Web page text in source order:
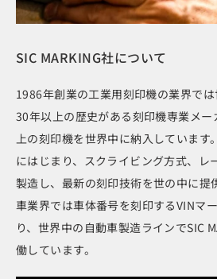
SIC MARKING社について
1986年創業の工業用刻印機の業界では
30年以上の歴史がある刻印機専業メ
上の刻印機を世界中に納入していま
にはじまり、スクライビング方式、レ
製造し、最新の刻印技術を世の中に提
車業界では車体番号を刻印するVINマ
り、世界中の自動車製造ラインでSIC
働しています。